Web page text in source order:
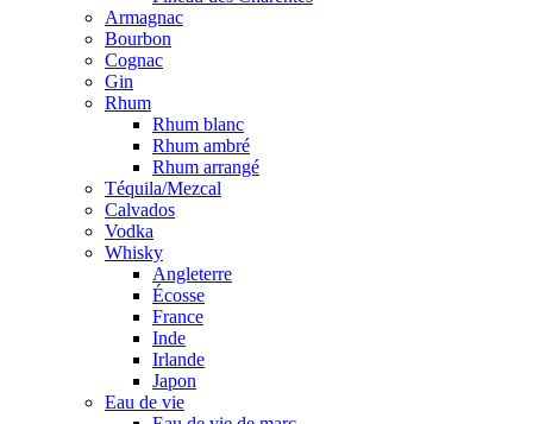
Armagnac
Bourbon
Cognac
Gin
Rhum
Rhum blanc
Rhum ambré
Rhum arrangé
Téquila/Mezcal
Calvados
Vodka
Whisky
Angleterre
Écosse
France
Inde
Irlande
Japon
Eau de vie